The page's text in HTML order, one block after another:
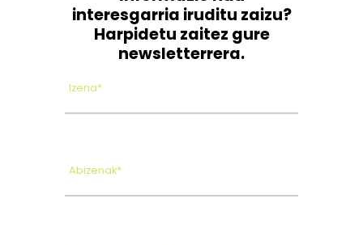
interesgarria iruditu zaizu?
Harpidetu zaitez gure
newsletterrera.
Izena*
Abizenak*